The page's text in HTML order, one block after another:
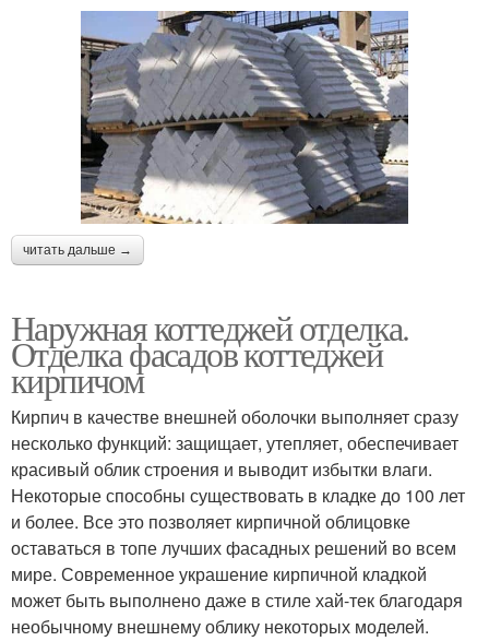
читать дальше →
Наружная коттеджей отделка.
Отделка фасадов коттеджей
кирпичом
Кирпич в качестве внешней оболочки выполняет сразу
несколько функций: защищает, утепляет, обеспечивает
красивый облик строения и выводит избытки влаги.
Некоторые способны существовать в кладке до 100 лет
и более. Все это позволяет кирпичной облицовке
оставаться в топе лучших фасадных решений во всем
мире. Современное украшение кирпичной кладкой
может быть выполнено даже в стиле хай-тек благодаря
необычному внешнему облику некоторых моделей.